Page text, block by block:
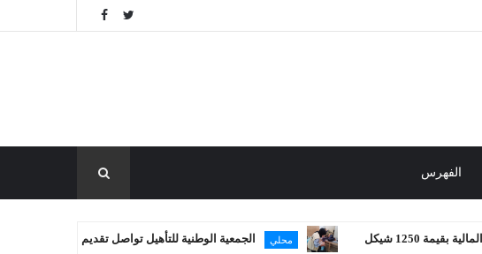
الفهرس
محلي الجمعية الوطنية للتأهيل تواصل تقديم خدماتها العلاجية في غزة